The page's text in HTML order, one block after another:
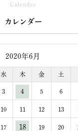
Calender
カレンダー
2020年6月
水 木 金 土
3 4 5 6
10 11 12 13
17 18 19 20